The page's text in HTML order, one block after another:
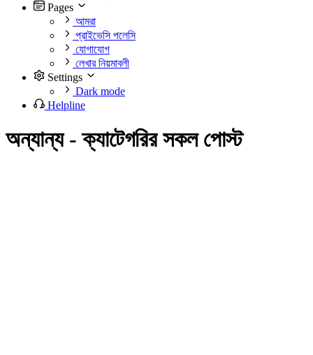
Pages
আমরা
প্রাইভেসি পলেসি
যোগাযোগ
লেখার নিয়মাবলী
Settings
Dark mode
Helpline
অন্যান্য - ক্যাটেগরির সকল পোস্ট